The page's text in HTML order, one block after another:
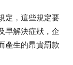
定，這些規定要
早解決症狀，企
產生的昂貴罰款